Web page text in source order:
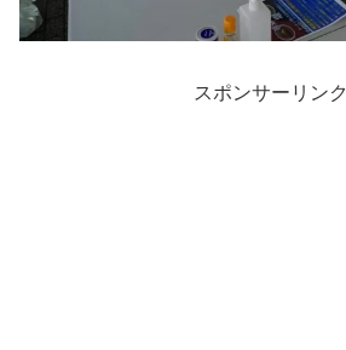
スポンサーリンク